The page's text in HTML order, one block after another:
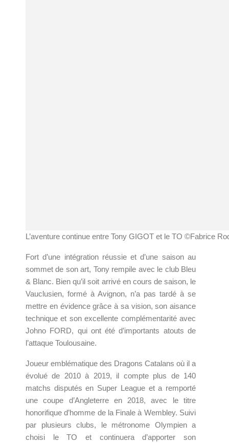
L’aventure continue entre Tony GIGOT et le TO ©Fabrice
Fort d’une intégration réussie et d’une saison au
sommet de son art, Tony rempile avec le club Bleu
& Blanc. Bien qu’il soit arrivé en cours de saison, le
Vauclusien, formé à Avignon, n’a pas tardé à se
mettre en évidence grâce à sa vision, son aisance
technique et son excellente complémentarité avec
Johno FORD, qui ont été d’importants atouts de
l’attaque Toulousaine.
Joueur emblématique des Dragons Catalans où il a
évolué de 2010 à 2019, il compte plus de 140
matchs disputés en Super League et a remporté
une coupe d’Angleterre en 2018, avec le titre
honorifique d’homme de la Finale à Wembley. Suivi
par plusieurs clubs, le métronome Olympien a
choisi le TO et continuera d’apporter son